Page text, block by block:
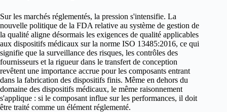
Sur les marchés réglementés, la pression s'intensifie. La
nouvelle politique de la FDA relative au système de gestion de
la qualité aligne désormais les exigences de qualité applicables
aux dispositifs médicaux sur la norme ISO 13485:2016, ce qui
signifie que la surveillance des risques, les contrôles des
fournisseurs et la rigueur dans le transfert de conception
revêtent une importance accrue pour les composants entrant
dans la fabrication des dispositifs finis. Même en dehors du
domaine des dispositifs médicaux, le même raisonnement
s'applique : si le composant influe sur les performances, il doit
être traité comme un élément réglementé.